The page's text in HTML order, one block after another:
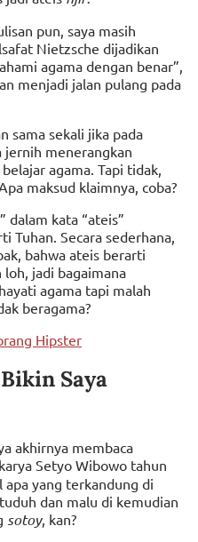
pun, saya masih
Nietzsche dijadikan
agama dengan benar”,
menjadi jalan pulang pada
sama sekali jika pada
jernih menerangkan
agama. Tapi tidak,
maksud klaimnya, coba?
dalam kata “ateis”
Tuhan. Secara sederhana,
bahwa ateis berarti
jadi bagaimana
agama tapi malah
beragama?
Hipster
Saya
akhirnya membaca
Setyo Wibowo tahun
yang terkandung di
dan malu di kemudian
sotoy, kan?